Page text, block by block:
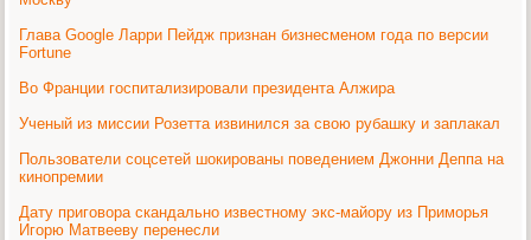
Глава Google Ларри Пейдж признан бизнесменом года по версии
Fortune
Во Франции госпитализировали президента Алжира
Ученый из миссии Розетта извинился за свою рубашку и заплакал
Пользователи соцсетей шокированы поведением Джонни Деппа на
кинопремии
Дату приговора скандально известному экс-майору из Приморья
Игорю Матвееву перенесли